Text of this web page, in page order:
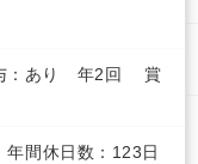
：あり 年2回 賞
間休日数：123日